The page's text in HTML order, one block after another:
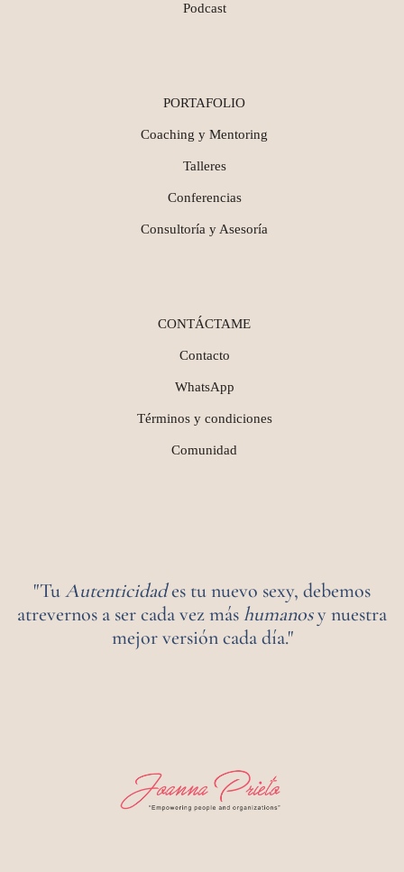
Podcast
PORTAFOLIO
Coaching y Mentoring
Talleres
Conferencias
Consultoría y Asesoría
CONTÁCTAME
Contacto
WhatsApp
Términos y condiciones
Comunidad
"TuAutenticidades tu nuevo sexy, debemos
atrevernos a ser cada vez máshumanosy nuestra
mejor versión cada día."